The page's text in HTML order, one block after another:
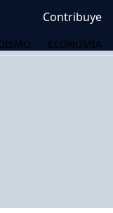
Contribuye
ECONOMÍA